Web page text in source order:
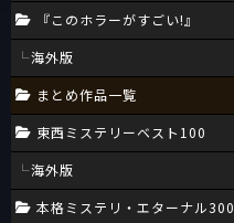
『このホラーがすごい!』
海外版
まとめ作品一覧
東西ミステリーベスト100
海外版
本格ミステリ・エターナル300